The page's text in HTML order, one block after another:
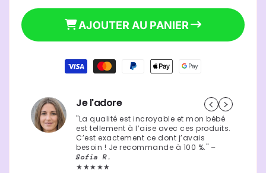
59,90 €
neige
|
neige
AJOUTER AU PANIER
Je l'adore
"La qualité est incroyable et mon bébé
est tellement à l’aise avec ces produits.
C’est exactement ce dont j’avais
besoin ! Je recommande à 100 %." –
Sofia R.
★★★★★